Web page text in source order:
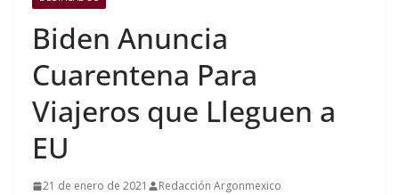
Biden Anuncia
Cuarentena Para
Viajeros que Lleguen a
EU
21 de enero de 2021 Redacción Argonmexico